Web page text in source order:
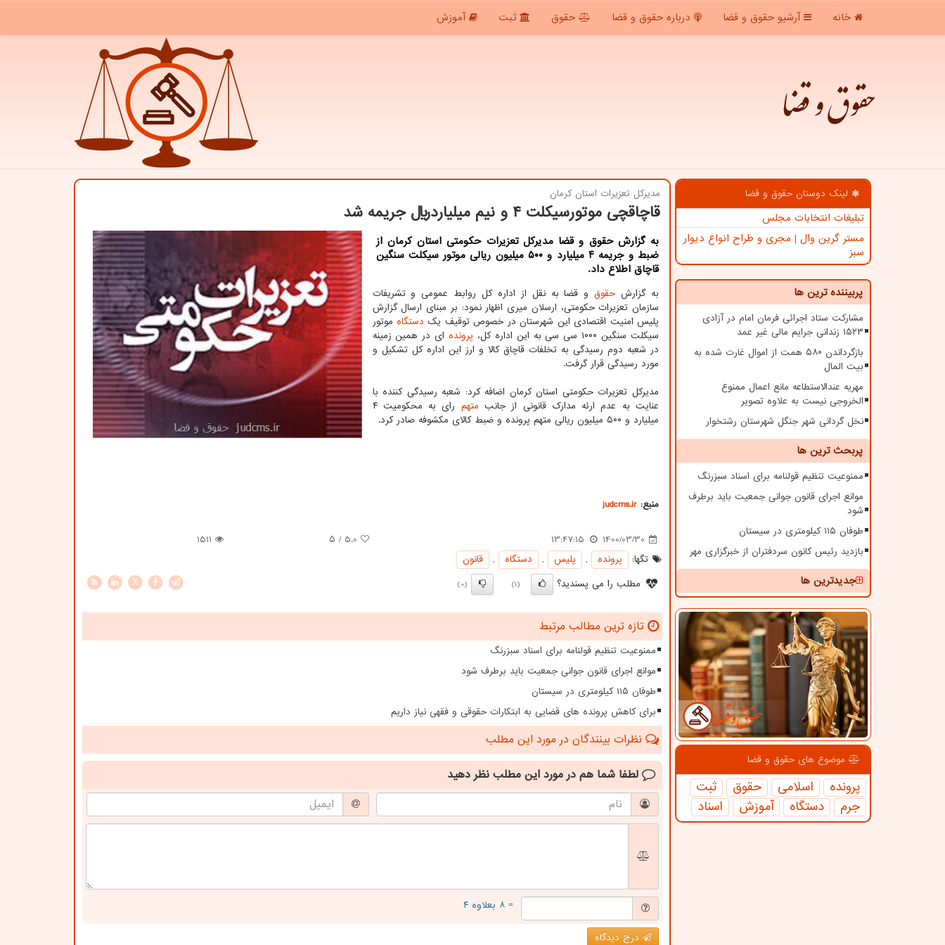
خانه آرشیو حقوق و قضا درباره حقوق و قضا حقوق ثبت آموزش
حقوق و قضا
لینک دوستان حقوق و قضا
تبلیغات انتخابات مجلس
مستر گرین وال | مجری و طراح انواع دیوار
سبز
پربیننده ترین ها
مشارکت ستاد اجرائی فرمان امام در آزادی
۱۵۲۳ زندانی جرایم مالی غیر عمد
بازگرداندن ۵۸۰ همت از اموال غارت شده به
بیت المال
مهریه عندالاستطاعه مانع اعمال ممنوع
الخروجی نیست به علاوه تصویر
نخل گردانی شهر جنگل شهرستان رشتخوار
پربحث ترین ها
ممنوعیت تنظیم قولنامه برای اسناد سبزرنگ
موانع اجرای قانون جوانی جمعیت باید برطرف
شود
طوفان ۱۱۵ کیلومتری در سیستان
بازدید رئیس کانون سردفتران از خبرگزاری مهر
جدیدترین ها
موضوع های حقوق و قضا
پرونده اسلامی حقوق
ثبت
جرم
دستگاه آموزش اسناد
مدیركل تعزیرات استان كرمان
قاچاقچی موتورسیكلت ۴ و نیم میلیاردریال جریمه شد
به گزارش حقوق و قضا مدیرکل تعزیرات حکومتی استان کرمان از
ضبط و جریمه ۴ میلیارد و ۵۰۰ میلیون ریالی موتور سیکلت سنگین
قاچاق اطلاع داد.
به گزارش حقوقو قضا به نقل از اداره کل روابط عمومی و تشریفات
سازمان تعزیرات حکومتی، ارسلان میری اظهار نمود: بر مبنای ارسال گزارش
پلیس امنیت اقتصادی این شهرستان در خصوص توقیف یک دستگاه موتور
سیکلت سنگین ۱۰۰۰ سی سی به این اداره کل،
پرونده ای در همین زمینه
در شعبه دوم رسیدگی به تخلفات قاچاق کالا و ارز این اداره کل تشکیل و
مورد رسیدگی قرار گرفت.
مدیرکل تعزیرات حکومتی استان کرمان اضافه کرد: شعبه رسیدگی کننده با
عنایت به عدم ارئه مدارک قانونی از جانب متهم
رای به محکومیت ۴
میلیارد و ۵۰۰ میلیون ریالی متهم پرونده و ضبط کالای مکشوفه صادر کرد.
منبع: judcms.ir
1400/03/30
13:47:15
5.0 / ۵
1511
تگها:
پرونده , پلیس , دستگاه ,
قانون
مطلب را می پسندید؟
(1)
(0)
X
تازه ترین مطالب مرتبط
ممنوعیت تنظیم قولنامه برای اسناد سبزرنگ
موانع اجرای قانون جوانی جمعیت باید برطرف شود
طوفان ۱۱۵ کیلومتری در سیستان
برای کاهش پرونده های قضایی به ابتکارات حقوقی و فقهی نیاز داریم
نظرات بینندگان در مورد این مطلب
لطفا شما هم در مورد این مطلب نظر دهید
= ۸ بعلاوه ۴
درج دیدگاه